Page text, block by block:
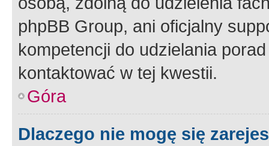
phpBB Group, ani oficjalny
kompetencji do udzielania
kontaktować w tej kwestii.
Góra
Dlaczego nie mogę się